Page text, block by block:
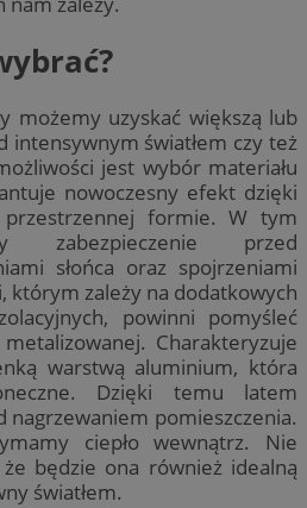
możemy uzyskać większą lub
intensywnym światłem czy też
jest wybór materiału
nowoczesny efekt dzięki
przestrzennej formie. W tym
zabezpieczenie przed
słońca oraz spojrzeniami
którym zależy na dodatkowych
powinni pomyśleć
Charakteryzuje
warstwą aluminium, która
Dzięki temu latem
pomieszczenia.
ciepło wewnątrz. Nie
będzie ona również idealną
światłem.